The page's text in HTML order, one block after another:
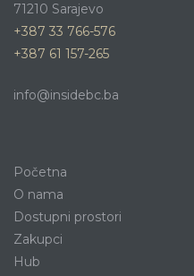
71210 Sarajevo
+387 33 766-576
+387 61 157-265
info@insidebc.ba
Početna
O nama
Dostupni prostori
Zakupci
Hub